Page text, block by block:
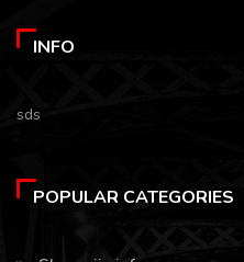
INFO
sds
POPULAR CATEGORIES